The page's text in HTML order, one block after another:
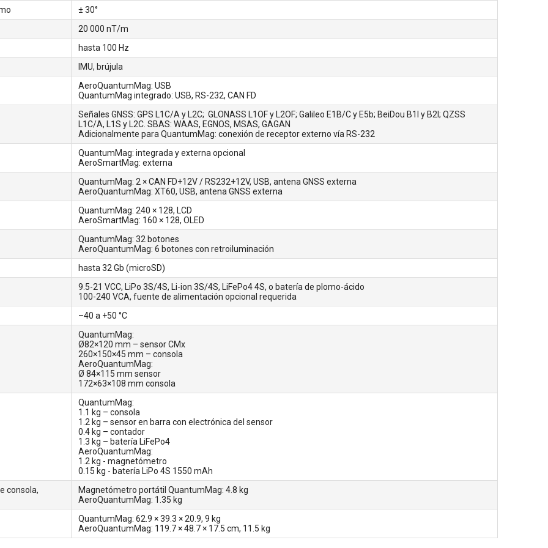
± 30°
20 000 nT/m
hasta 100 Hz
IMU, brújula
AeroQuantumMag: USB
QuantumMag integrado: USB, RS-232, CAN FD
Señales GNSS: GPS L1C/A y L2C; GLONASS L1OF y L2OF; Galileo E1B/C y E5b; BeiDou B1I y B2I; QZSS
L1C/A, L1S y L2C. SBAS: WAAS, EGNOS, MSAS, GAGAN
Adicionalmente para QuantumMag: conexión de receptor externo vía RS-232
QuantumMag: integrada y externa opcional
AeroSmartMag: externa
QuantumMag: 2 × CAN FD+12V / RS232+12V, USB, antena GNSS externa
AeroQuantumMag: XT60, USB, antena GNSS externa
QuantumMag: 240 × 128, LCD
AeroSmartMag: 160 × 128, OLED
QuantumMag: 32 botones
AeroQuantumMag: 6 botones con retroiluminación
hasta 32 Gb (microSD)
9.5-21 VCC, LiPo 3S/4S, Li-ion 3S/4S, LiFePo4 4S, o batería de plomo-ácido
100-240 VCA, fuente de alimentación opcional requerida
–40 a +50 °C
QuantumMag:
Ø82×120 mm – sensor CMx
260×150×45 mm – consola
AeroQuantumMag:
Ø 84×115 mm sensor
172×63×108 mm consola
QuantumMag:
1.1 kg – consola
1.2 kg – sensor en barra con electrónica del sensor
0.4 kg – contador
1.3 kg – batería LiFePo4
AeroQuantumMag:
1.2 kg - magnetómetro
0.15 kg - batería LiPo 4S 1550 mAh
consola,
Magnetómetro portátil QuantumMag: 4.8 kg
AeroQuantumMag: 1.35 kg
QuantumMag: 62.9 × 39.3 × 20.9, 9 kg
AeroQuantumMag: 119.7 × 48.7 × 17.5 cm, 11.5 kg